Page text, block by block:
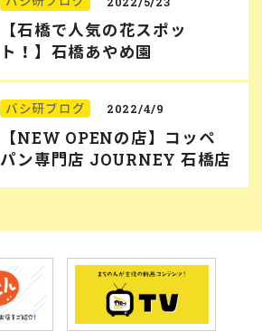
【石橋で人気の花スポッ
ト！】石橋あやめ園
バシ研ブログ 2022/4/9
【NEW OPENの店】コッペ
パン専門店 JOURNEY 石橋店